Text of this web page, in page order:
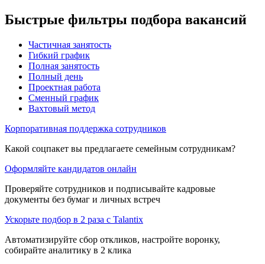
Быстрые фильтры подбора вакансий
Частичная занятость
Гибкий график
Полная занятость
Полный день
Проектная работа
Сменный график
Вахтовый метод
Корпоративная поддержка сотрудников
Какой соцпакет вы предлагаете семейным сотрудникам?
Оформляйте кандидатов онлайн
Проверяйте сотрудников и подписывайте кадровые
документы без бумаг и личных встреч
Ускорьте подбор в 2 раза с Talantix
Автоматизируйте сбор откликов, настройте воронку,
собирайте аналитику в 2 клика